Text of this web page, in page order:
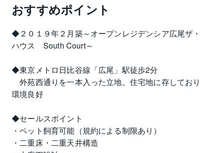
おすすめポイント
◆２０１９年２月築～オープンレジデンシア広尾ザ・
ハウス　South Court～
◆東京メトロ日比谷線「広尾」駅徒歩2分
外苑西通りを一本入った立地。住宅地に存しており
環境良好
◆セールスポイント
・ペット飼育可能（規約による制限あり）
・二重床・二重天井構造